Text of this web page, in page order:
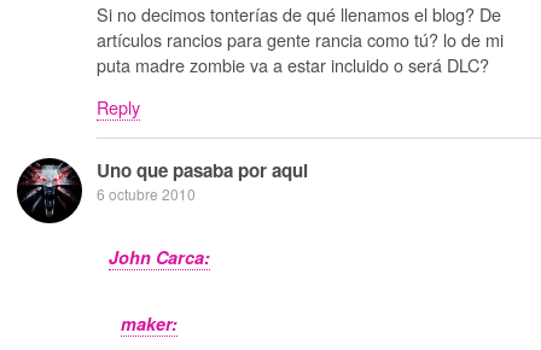
Si no decimos tonterías de qué llenamos el blog? De
artículos rancios para gente rancia como tú? lo de mi
puta madre zombie va a estar incluido o será DLC?
Reply
Uno que pasaba por aqui
6 octubre 2010
John Carca:
maker: